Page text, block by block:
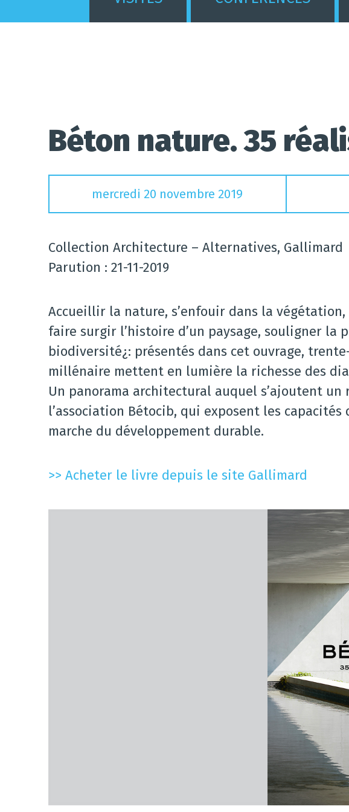
Béton nature. 35
mercredi 20 novembre 2019
Collection Architecture – Alternatives, Gallimard
Parution : 21-11-2019
Accueillir la nature, s’enfouir dans la
faire surgir l’histoire d’un paysage, souligner
biodiversité¿: présentés dans cet ouvrage,
millénaire mettent en lumière la richesse des
Un panorama architectural auquel s’ajoutent
l’association Bétocib, qui exposent les
marche du développement durable.
>> Acheter le livre depuis le site Gallimard